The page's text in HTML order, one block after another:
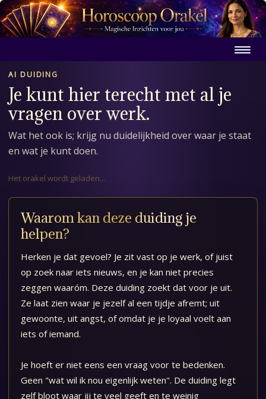
AI DUIDING
Je kunt hier terecht met al je
vragen over werk.
Wat het ook is; krijg nu duidelijkheid over waar je staat
en wat je kunt doen.
Het orakel wordt geladen...
Waarom kan deze duiding je
helpen?
Herken je dat gevoel? Je zit vast op je werk, of juist
op zoek naar iets nieuws, en je kan niet precies
zeggen waaróm. Deze duiding zoekt dat voor je uit.
Ze laat zien waar je jezelf al een tijdje afremt; uit
gewoonte, uit angst, of omdat je je loyaal voelt aan
iets of iemand.
Je hoeft er niet eens een vraag voor te bedenken.
Geen "wat wil ik nou eigenlijk weten". De duiding legt
zelf bloot waar jij te veel geeft en te weinig